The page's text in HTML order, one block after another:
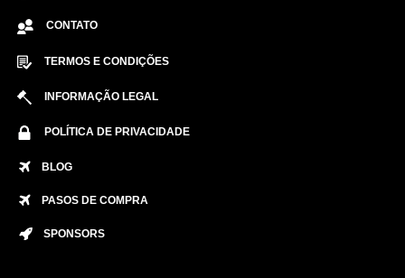
CONTATO
TERMOS E CONDIÇÕES
INFORMAÇÃO LEGAL
POLÍTICA DE PRIVACIDADE
BLOG
PASOS DE COMPRA
SPONSORS